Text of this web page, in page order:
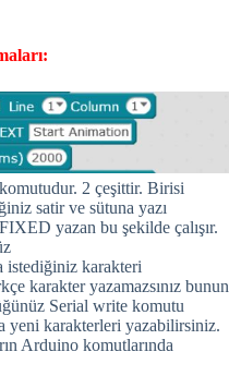
2 çeşittir. Birisi
satir ve sütuna yazı
yazan bu şekilde çalışır.
istediğiniz karakteri
karakter yazamazsınız bunun
Serial write komutu
yeni karakterleri yazabilirsiniz.
Arduino komutlarında